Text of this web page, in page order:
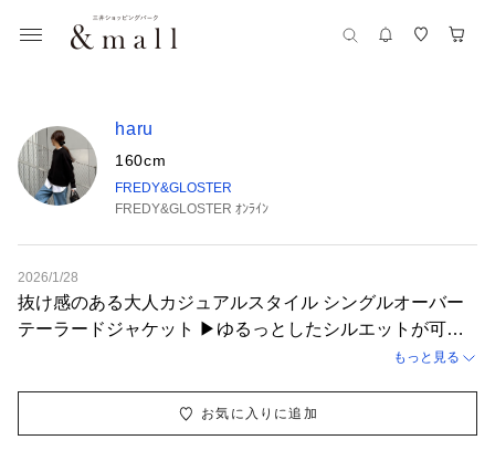
haru
160cm
FREDY&GLOSTER
FREDY&GLOSTER ｵﾝﾗｲﾝ
2026/1/28
抜け感のある大人カジュアルスタイル シングルオーバー
テーラードジャケット ▶︎ゆるっとしたシルエットが可愛い
シングルテーラードジャケット 厚手すぎず軽やかな着心
シックストレートデニム ▶︎大人気デニムパンツがリバイバ
ルで 登場しました！ 360度どこから見てもきれいに見え
もっと見る
お気に入りに追加